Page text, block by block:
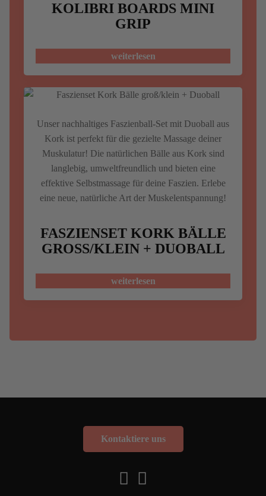
KOLIBRI BOARDS MINI
GRIP
weiterlesen
Unser nachhaltiges Faszienball-Set mit Duoball aus
Kork ist perfekt für die gezielte Massage deiner
Muskulatur! Die natürlichen Bälle aus Kork sind
langlebig, umweltfreundlich und bieten eine
effektive Selbstmassage für deine Faszien. Erlebe
eine neue, natürliche Art der Muskelentspannung!
FASZIENSET KORK BÄLLE
GROSS/KLEIN + DUOBALL
weiterlesen
Kontaktiere uns
 